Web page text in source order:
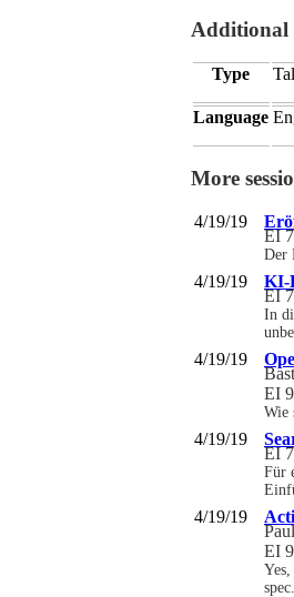
Additional
Type
Language
More
4/19/19
EI 7
Der
4/19/19 KI-
EI 7
In
4/19/19
EI 9
Wie
4/19/19
EI 7
Für
4/19/19
EI 9